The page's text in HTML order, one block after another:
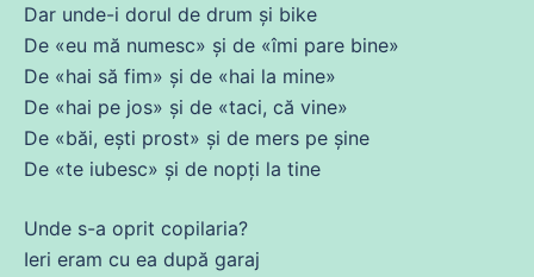
Dar unde-i dorul de drum și bike
De «eu mă numesc» și de «îmi pare bine»
De «hai să fim» și de «hai la mine»
De «hai pe jos» și de «taci, că vine»
De «băi, ești prost» și de mers pe șine
De «te iubesc» și de nopți la tine
Unde s-a oprit copilaria?
Ieri eram cu ea după garaj